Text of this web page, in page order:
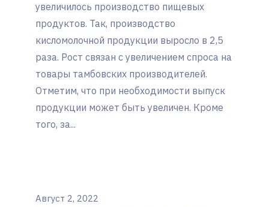
увеличилось производство пищевых
продуктов. Так, производство
кисломолочной продукции выросло в 2,5
раза. Рост связан с увеличением спроса на
товары тамбовских производителей.
Отметим, что при необходимости выпуск
продукции может быть увеличен. Кроме
того, за...
Август 2, 2022